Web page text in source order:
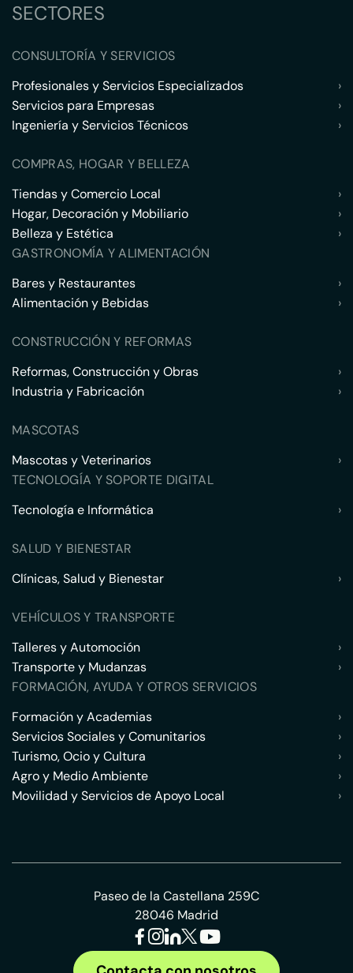
SECTORES
CONSULTORÍA Y SERVICIOS
Profesionales y Servicios Especializados
›
Servicios para Empresas
›
Ingeniería y Servicios Técnicos
›
COMPRAS, HOGAR Y BELLEZA
Tiendas y Comercio Local
›
Hogar, Decoración y Mobiliario
›
Belleza y Estética
›
GASTRONOMÍA Y ALIMENTACIÓN
Bares y Restaurantes
›
Alimentación y Bebidas
›
CONSTRUCCIÓN Y REFORMAS
Reformas, Construcción y Obras
›
Industria y Fabricación
›
MASCOTAS
Mascotas y Veterinarios
›
TECNOLOGÍA Y SOPORTE DIGITAL
Tecnología e Informática
›
SALUD Y BIENESTAR
Clínicas, Salud y Bienestar
›
VEHÍCULOS Y TRANSPORTE
Talleres y Automoción
›
Transporte y Mudanzas
›
FORMACIÓN, AYUDA Y OTROS SERVICIOS
Formación y Academias
›
Servicios Sociales y Comunitarios
›
Turismo, Ocio y Cultura
›
Agro y Medio Ambiente
›
Movilidad y Servicios de Apoyo Local
›
Paseo de la Castellana 259C
28046 Madrid